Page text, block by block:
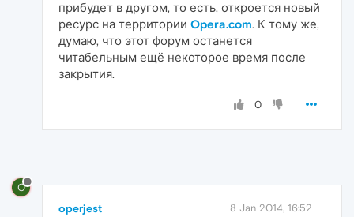
прибудет в другом, то есть, откроется новый
ресурс на территории Opera.com. К тому же,
думаю, что этот форум останется
читабельным ещё некоторое время после
закрытия.
0
O
operjest 8 Jan 2014, 16:52